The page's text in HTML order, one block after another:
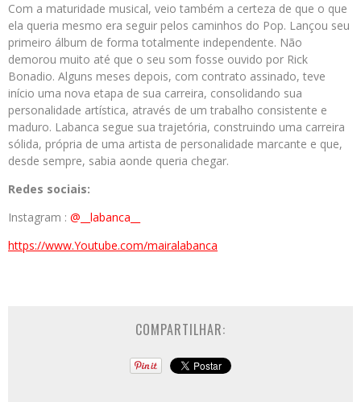
Com a maturidade musical, veio também a certeza de que o que
ela queria mesmo era seguir pelos caminhos do Pop. Lançou seu
primeiro álbum de forma totalmente independente. Não
demorou muito até que o seu som fosse ouvido por Rick
Bonadio. Alguns meses depois, com contrato assinado, teve
início uma nova etapa de sua carreira, consolidando sua
personalidade artística, através de um trabalho consistente e
maduro. Labanca segue sua trajetória, construindo uma carreira
sólida, própria de uma artista de personalidade marcante e que,
desde sempre, sabia aonde queria chegar.
Redes sociais:
Instagram : @__labanca__
https://www.Youtube.com/mairalabanca
COMPARTILHAR: